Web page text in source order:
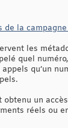
la
les
quel
qu’un
un
réels ou